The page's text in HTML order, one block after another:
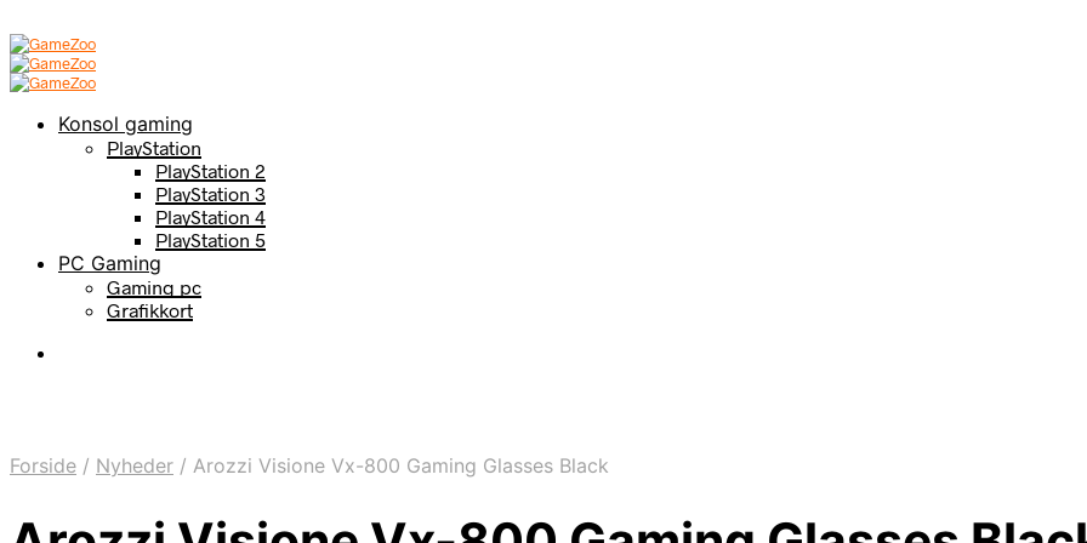
Konsol gaming
PlayStation
PlayStation 2
PlayStation 3
PlayStation 4
PlayStation 5
PC Gaming
Gaming pc
Grafikkort
Forside / Nyheder / Arozzi Visione Vx-800 Gaming Glasses Black